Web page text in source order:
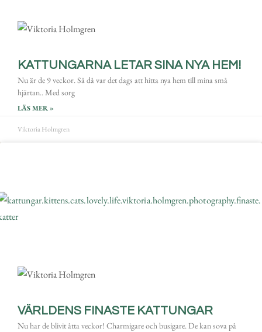
KATTUNGARNA LETAR SINA NYA HEM!
Nu är de 9 veckor. Så då var det dags att hitta nya hem till mina små
hjärtan.. Med sorg
LÄS MER »
Viktoria Holmgren
VÄRLDENS FINASTE KATTUNGAR
Nu har de blivit åtta veckor! Charmigare och busigare. De kan sova på